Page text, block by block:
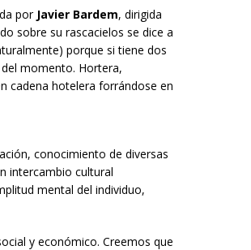
por Javier Bardem, dirigida
sobre su rascacielos se dice a
porque si tiene dos
momento. Hortera,
cadena hotelera forrándose en
conocimiento de diversas
intercambio cultural
mental del individuo,
y económico. Creemos que